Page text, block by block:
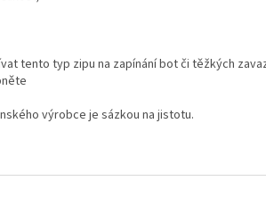
tento typ zipu na zapínání bot či těžkých
výrobce je sázkou na jistotu.